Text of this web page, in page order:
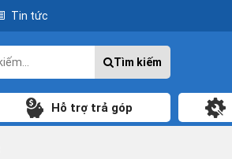
Tin tức
Tìm kiếm
Hỗ trợ trả góp